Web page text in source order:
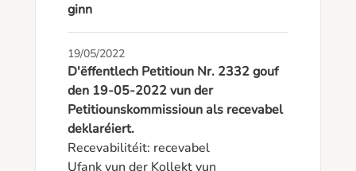
ginn
19/05/2022
D'ëffentlech Petitioun Nr. 2332 gouf
den 19-05-2022 vun der
Petitiounskommissioun als recevabel
deklaréiert.
Recevabilitéit: recevabel
Ufank vun der Kollekt vun